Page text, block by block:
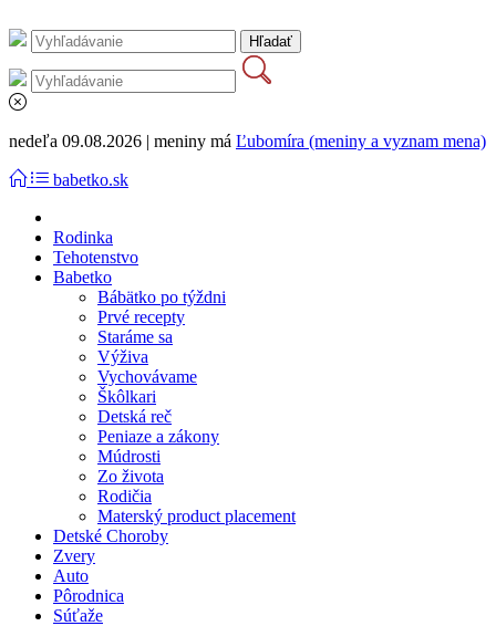
nedeľa 09.08.2026 | meniny má Ľubomíra (meniny a vyznam mena)
babetko.sk
Rodinka
Tehotenstvo
Babetko
Bábätko po týždni
Prvé recepty
Staráme sa
Výživa
Vychovávame
Škôlkari
Detská reč
Peniaze a zákony
Múdrosti
Zo života
Rodičia
Materský product placement
Detské Choroby
Zvery
Auto
Pôrodnica
Súťaže